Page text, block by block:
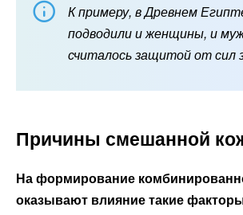
К примеру, в Древнем
подводили и женщины, и
считалось защитой от сил
Причины смешанной
На формирование
оказывают влияние такие